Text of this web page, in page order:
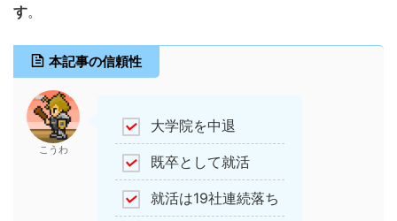
す。
本記事の信頼性
こうわ
大学院を中退
既卒として就活
就活は19社連続落ち